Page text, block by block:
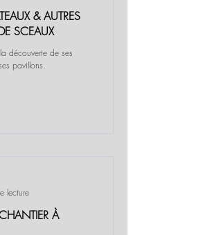
& AUTRES
SCEAUX
découverte de ses
pavillons.
À
lecture